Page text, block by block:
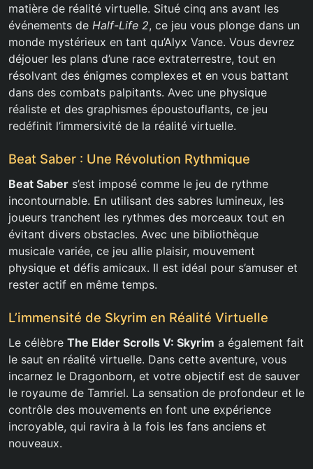
matière de réalité virtuelle. Situé cinq ans avant les
événements de Half-Life 2, ce jeu vous plonge dans un
monde mystérieux en tant qu’Alyx Vance. Vous devrez
déjouer les plans d’une race extraterrestre, tout en
résolvant des énigmes complexes et en vous battant
dans des combats palpitants. Avec une physique
réaliste et des graphismes époustouflants, ce jeu
redéfinit l’immersivité de la réalité virtuelle.
Beat Saber : Une Révolution Rythmique
Beat Saber s’est imposé comme le jeu de rythme
incontournable. En utilisant des sabres lumineux, les
joueurs tranchent les rythmes des morceaux tout en
évitant divers obstacles. Avec une bibliothèque
musicale variée, ce jeu allie plaisir, mouvement
physique et défis amicaux. Il est idéal pour s’amuser et
rester actif en même temps.
L’immensité de Skyrim en Réalité Virtuelle
Le célèbre The Elder Scrolls V: Skyrim a également fait
le saut en réalité virtuelle. Dans cette aventure, vous
incarnez le Dragonborn, et votre objectif est de sauver
le royaume de Tamriel. La sensation de profondeur et le
contrôle des mouvements en font une expérience
incroyable, qui ravira à la fois les fans anciens et
nouveaux.